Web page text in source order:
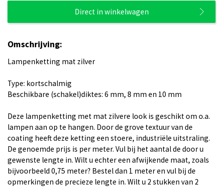
Direct in winkelwagen
Omschrijving:
Lampenketting mat zilver
Type: kortschalmig
Beschikbare (schakel)diktes: 6 mm, 8 mm en 10 mm
Deze lampenketting met mat zilvere look is geschikt om o.a.
lampen aan op te hangen. Door de grove textuur van de
coating heeft deze ketting een stoere, industriële uitstraling.
De genoemde prijs is per meter. Vul bij het aantal de door u
gewenste lengte in. Wilt u echter een afwijkende maat, zoals
bijvoorbeeld 0,75 meter? Bestel dan 1 meter en vul bij de
opmerkingen de precieze lengte in. Wilt u 2 stukken van 2